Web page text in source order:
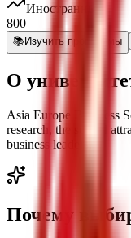
Иностранные
800
📚 Изучить программы
О
Asia Europe Business
research, the school
business leaders.
Почему